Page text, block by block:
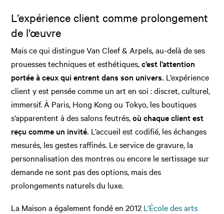
L’expérience client comme prolongement
de l’œuvre
Mais ce qui distingue Van Cleef & Arpels, au-delà de ses
prouesses techniques et esthétiques,c’est l’attention
portée à ceux qui entrent dans son univers. L’expérience
client y est pensée comme un art en soi : discret, culturel,
immersif. À Paris, Hong Kong ou Tokyo, les boutiques
s’apparentent à des salons feutrés,où chaque client est
reçu comme un invité. L’accueil est codifié, les échanges
mesurés, les gestes raffinés. Le service de gravure, la
personnalisation des montres ou encore le sertissage sur
demande ne sont pas des options, mais des
prolongements naturels du luxe.
La Maison a également fondé en 2012 L’École des arts